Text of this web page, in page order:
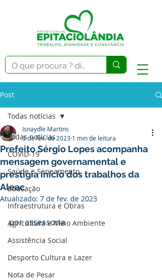
Post
Todas notícias
COVID-19
Saúde e Saneamento
Educação
Infraestrutura e Obras
Agricultura e Meio Ambiente
Assistência Social
Desporto Cultura e Lazer
Nota de Pesar
Todas notícias
Prefeito Sérgio Lopes acompanha
mensagem governamental e
prestigia início dos trabalhos da
Aleac
Isnaydle Martins
3 de fev. de 2023 1 min de leitura
Atualizado: 7 de fev. de 2023
por assessoria